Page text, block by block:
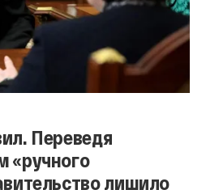
Переведя
«ручного
лишило